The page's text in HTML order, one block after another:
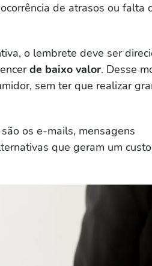
de atrasos ou falta
o lembrete deve ser
de baixo valor. Desse
sem ter que realizar
os e-mails, mensagens
que geram um